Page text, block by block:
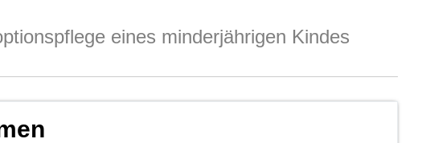
eines minderjährigen Kindes